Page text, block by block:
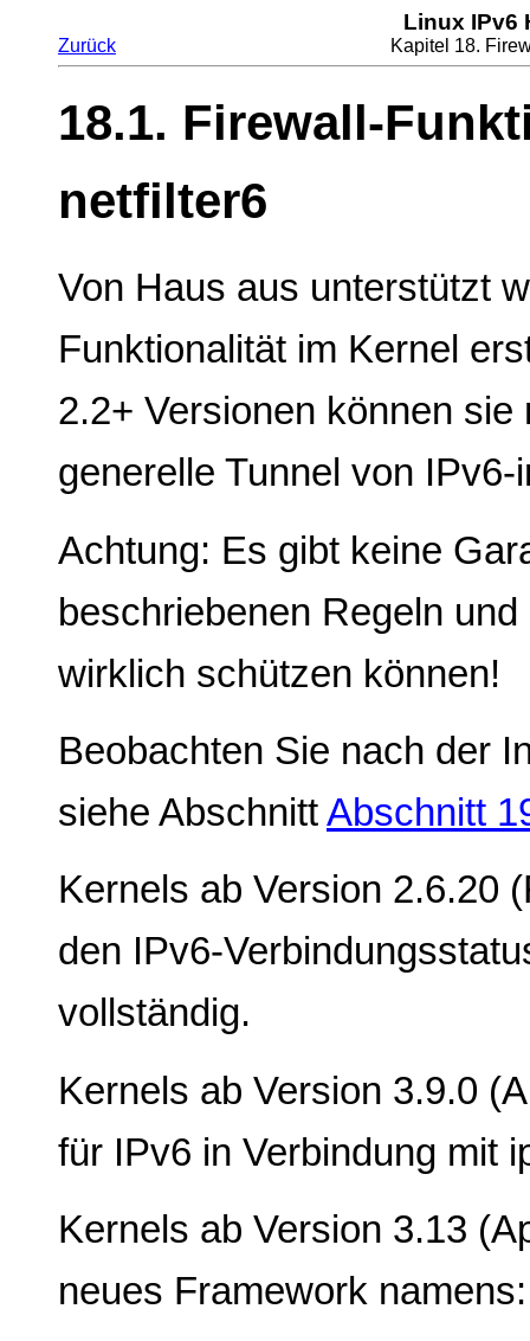
Linux IPv6
Zurück Kapitel 18.
18.1. Firewall-
netfilter6
Von Haus aus unterstützt
Funktionalität im Kernel
2.2+ Versionen können
generelle Tunnel von
Achtung: Es gibt keine
beschriebenen Regeln
wirklich schützen können!
Beobachten Sie nach der
siehe AbschnittAbschnitt
Kernels ab Version 2.6.20
den IPv6-
vollständig.
Kernels ab Version 3.9.0
für IPv6 in Verbindung mit
Kernels ab Version 3.13
neues Framework